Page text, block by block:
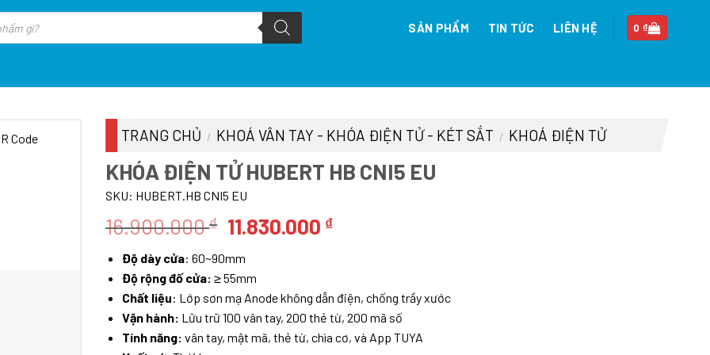
SẢN PHẨM TIN TỨC LIÊN HỆ 0₫
TRANG CHỦ / KHOÁ VÂN TAY - KHÓA ĐIỆN TỬ - KÉT SẮT / KHOÁ ĐIỆN TỬ
KHÓA ĐIỆN TỬ HUBERT HB CNI5 EU
SKU: HUBERT.HB CNI5 EU
16.900.000₫ Giá
là:
16.900.000 ₫.
11.830.000 ₫Giá
là:
11.830.000 ₫.
Độ dày cửa: 60~90mm
Độ rộng đố cửa: ≥55mm
Chất liệu: Lớp sơn mạ Anode không dẫn điện, chống trầy xước
Vận hành: Lữu trữ100 vân tay, 200 thẻ từ, 200 mã số
Tính năng: vân tay, mật mã, thẻ từ, chìa cơ, và App TUYA